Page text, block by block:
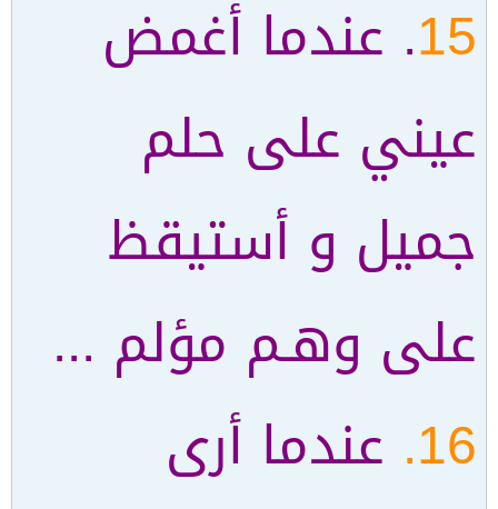
15. عندما أغمض
عيني على حلم
جميل و أستيقظ
على وهـم مؤلم ...
16. عندما أرى